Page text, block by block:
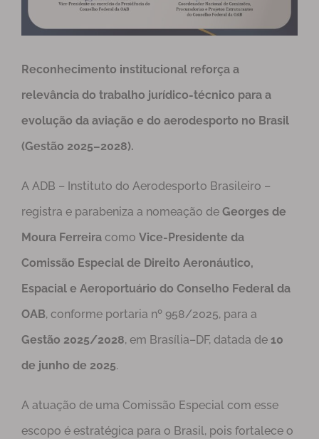
Reconhecimento institucional reforça a
relevância do trabalho jurídico-técnico para a
evolução da aviação e do aerodesporto no Brasil
(Gestão 2025–2028).
A ADB – Instituto do Aerodesporto Brasileiro –
registra e parabeniza a nomeação de Georges de
Moura Ferreira como Vice-Presidente da
Comissão Especial de Direito Aeronáutico,
Espacial e Aeroportuário do Conselho Federal da
OAB, conforme portaria nº 958/2025, para a
Gestão 2025/2028, em Brasília–DF, datada de 10
de junho de 2025.
A atuação de uma Comissão Especial com esse
escopo é estratégica para o Brasil, pois fortalece o